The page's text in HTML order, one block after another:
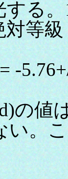
る
対等級
の値
い。